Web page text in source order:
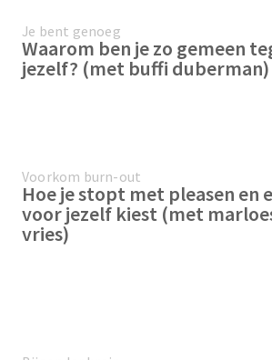
Je bent genoeg
Waarom ben je zo gemeen
jezelf? (met buffi duberman)
Voorkom burn-out
Hoe je stopt met pleasen en
voor jezelf kiest (met
vries)